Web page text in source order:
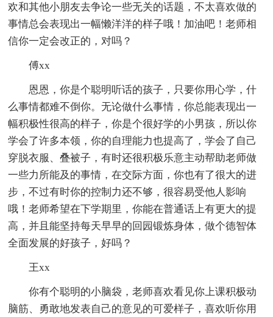
欢和其他小朋友去争论一些无关的话题，不太喜欢做的
事情总会表现出一幅懒洋洋的样子哦！加油吧！老师相
信你一定会改正的，对吗？
傅xx
恩恩，你是个聪明听话的孩子，只要你用心学，什
么事情都难不倒你。无论做什么事情，你总能表现出一
幅积极性很高的样子，你是个很好学的小男孩，所以你
学会了许多本领，你的自理能力也提高了，学会了自己
穿脱衣服、叠被子，有时还很积极乐意主动帮助老师做
一些力所能及的事情，在交际方面，你也有了很大的进
步，不过有时你的控制力还不够，很容易受他人影响
哦！老师希望在下学期里，你能在普通话上有更大的提
高，并且能坚持每天早早的回园锻炼身体，做个德智体
全面发展的好孩子，好吗？
王xx
你有个聪明的小脑袋，老师喜欢看见你上课积极动
脑筋、勇敢地发表自己的意见的可爱样子，喜欢听你用